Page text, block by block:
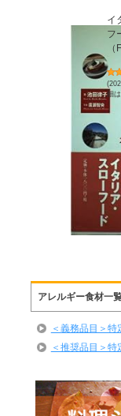
イ
フ
細
アレルギー食材一
＜義務品目＞特
＜推奨品目＞特